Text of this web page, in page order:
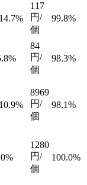
117
円/
個
99.8%
84
円/
個
98.3%
8969
円/
個
98.1%
1280
円/
個
100.0%